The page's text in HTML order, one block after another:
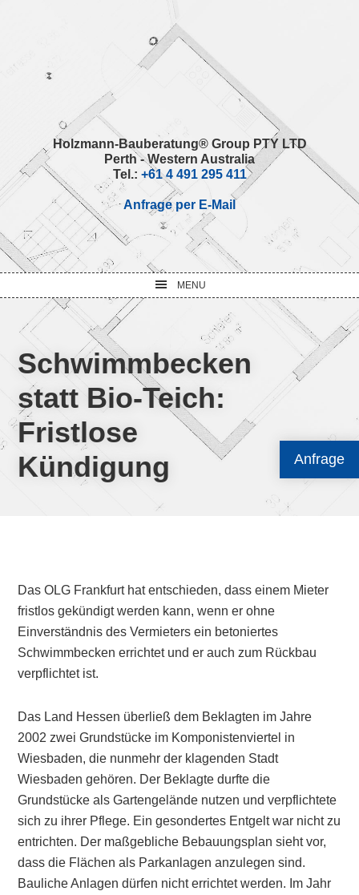
Anfrage
navigation
Holzmann-Bauberatung® Group PTY LTD
Perth - Western Australia
Tel.: +61 4 491 295 411
Anfrage per E-Mail
MENU
Schwimmbecken
statt Bio-Teich:
Fristlose
Kündigung
Das OLG Frankfurt hat entschieden, dass einem Mieter
fristlos gekündigt werden kann, wenn er ohne
Einverständnis des Vermieters ein betoniertes
Schwimmbecken errichtet und er auch zum Rückbau
verpflichtet ist.
Das Land Hessen überließ dem Beklagten im Jahre
2002 zwei Grundstücke im Komponistenviertel in
Wiesbaden, die nunmehr der klagenden Stadt
Wiesbaden gehören. Der Beklagte durfte die
Grundstücke als Gartengelände nutzen und verpflichtete
sich zu ihrer Pflege. Ein gesondertes Entgelt war nicht zu
entrichten. Der maßgebliche Bebauungsplan sieht vor,
dass die Flächen als Parkanlagen anzulegen sind.
Bauliche Anlagen dürfen nicht errichtet werden. Im Jahr